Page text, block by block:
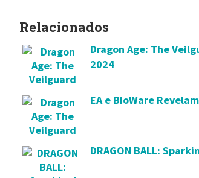
Relacionados
Dragon Age: The
2024
EA e BioWare
DRAGON BALL: